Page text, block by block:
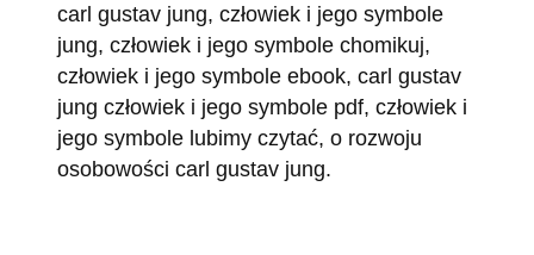
carl gustav jung, człowiek i jego symbole
jung, człowiek i jego symbole chomikuj,
człowiek i jego symbole ebook, carl gustav
jung człowiek i jego symbole pdf, człowiek i
jego symbole lubimy czytać, o rozwoju
osobowości carl gustav jung.